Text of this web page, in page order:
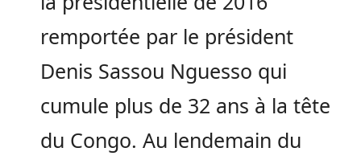
remportée par le président
Denis Sassou Nguesso qui
cumule plus de 32 ans à la tête
du Congo. Au lendemain du